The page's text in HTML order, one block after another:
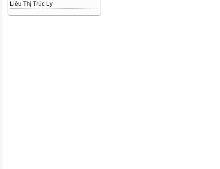
Liêu Thị Trúc Ly